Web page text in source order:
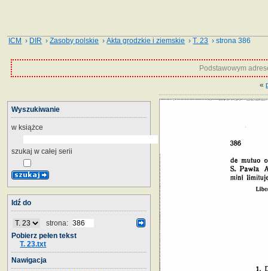
ICM › DIR ›Zasoby polskie ›Akta grodzkie i ziemskie ›T. 23 › strona 386
Podstawowym
«
Wyszukiwanie
w książce
szukaj w całej serii
Idź do
strona:
Pobierz pełen tekst
T. 23.txt
Nawigacja